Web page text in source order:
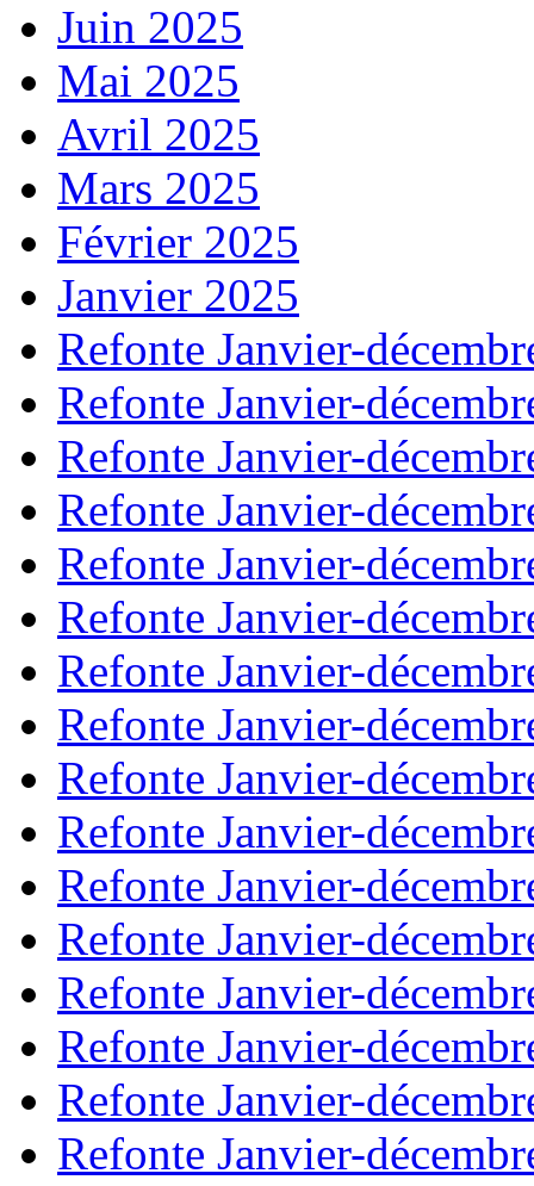
Juin 2025
Mai 2025
Avril 2025
Mars 2025
Février 2025
Janvier 2025
Refonte Janvier-
Refonte Janvier-
Refonte Janvier-
Refonte Janvier-
Refonte Janvier-
Refonte Janvier-
Refonte Janvier-
Refonte Janvier-
Refonte Janvier-
Refonte Janvier-
Refonte Janvier-
Refonte Janvier-
Refonte Janvier-
Refonte Janvier-
Refonte Janvier-
Refonte Janvier-